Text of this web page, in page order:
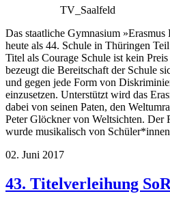
TV_Saalfeld
Das staatliche Gymnasium
heute als 44. Schule in Thüringen
Titel als Courage Schule ist kein
bezeugt die Bereitschaft der Schule
und gegen jede Form von
einzusetzen. Unterstützt wird das
dabei von seinen Paten, den
Peter Glöckner von Weltsichten. Der
wurde musikalisch von
02. Juni 2017
43. Titelverleihung